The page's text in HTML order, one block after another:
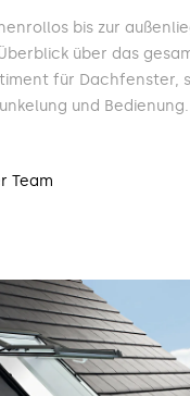
bis zur
über das
für Dachfenster,
und Bedienung.
Team